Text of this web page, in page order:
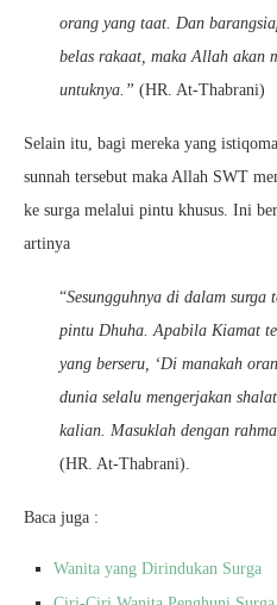
orang yang taat. Dan
belas rakaat, maka Allah akan
untuknya.” (HR. At-Thabrani)
Selain itu, bagi mereka yang
sunnah tersebut maka Allah SWT
ke surga melalui pintu khusus. Ini
artinya
“Sesungguhnya di dalam surga
pintu Dhuha. Apabila Kiamat
yang berseru, ‘Di manakah
dunia selalu mengerjakan
kalian. Masuklah dengan
(HR. At-Thabrani).
Baca juga :
Wanita yang Dirindukan Surga